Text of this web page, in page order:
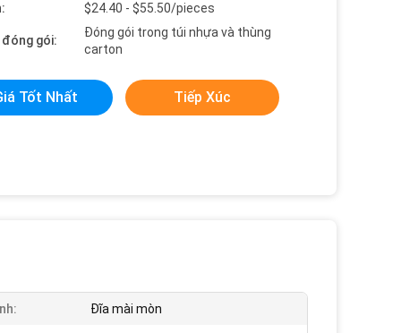
$24.40 - $55.50/pieces
gói:
Đóng gói trong túi nhựa và thùng
carton
Tốt Nhất Tiếp Xúc
Đĩa mài mòn